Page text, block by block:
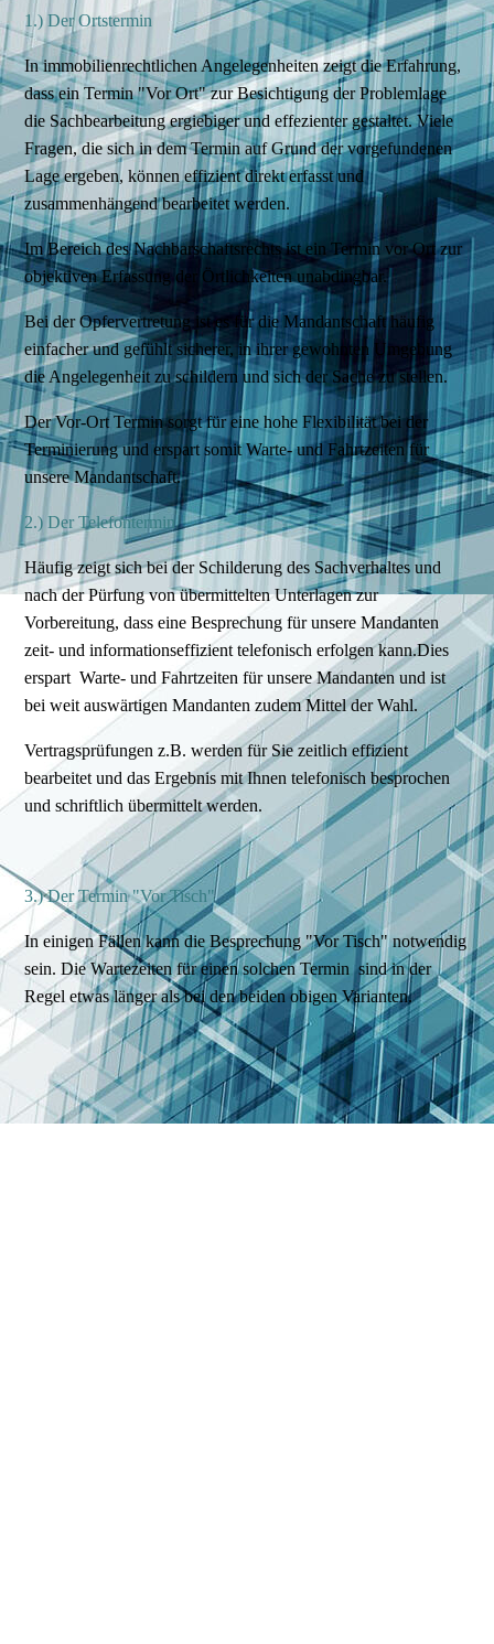
1.) Der Ortstermin
In immobilienrechtlichen Angelegenheiten zeigt die Erfahrung,
dass ein Termin "Vor Ort" zur Besichtigung der Problemlage
die Sachbearbeitung ergiebiger und effezienter gestaltet. Viele
Fragen, die sich in dem Termin auf Grund der vorgefundenen
Lage ergeben, können effizient direkt erfasst und
zusammenhängend bearbeitet werden.
Im Bereich des Nachbarschaftsrechts ist ein Termin vor Ort zur
objektiven Erfassung der Örtlichkeiten unabdingbar.
Bei der Opfervertretung ist es für die Mandantschaft häufig
einfacher und gefühlt sicherer, in ihrer gewohnten Umgebung
die Angelegenheit zu schildern und sich der Sache zu stellen.
Der Vor-Ort Termin sorgt für eine hohe Flexibilität bei der
Terminierung und erspart somit Warte- und Fahrtzeiten für
unsere Mandantschaft.
2.) Der Telefontermin
Häufig zeigt sich bei der Schilderung des Sachverhaltes und
nach der Pürfung von übermittelten Unterlagen zur
Vorbereitung, dass eine Besprechung für unsere Mandanten
zeit- und informationseffizient telefonisch erfolgen kann.Dies
erspart Warte- und Fahrtzeiten für unsere Mandanten und ist
bei weit auswärtigen Mandanten zudem Mittel der Wahl.
Vertragsprüfungen z.B. werden für Sie zeitlich effizient
bearbeitet und das Ergebnis mit Ihnen telefonisch besprochen
und schriftlich übermittelt werden.
3.) Der Termin "Vor Tisch"
In einigen Fällen kann die Besprechung "Vor Tisch" notwendig
sein. Die Wartezeiten für einen solchen Termin sind in der
Regel etwas länger als bei den beiden obigen Varianten.